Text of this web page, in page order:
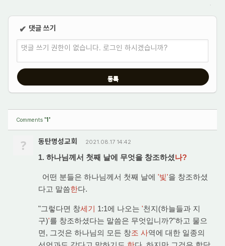
✔ 댓글 쓰기
댓글 쓰기 권한이 없습니다. 로그인 하시겠습니까?
Comments '1'
? 동탄명성교회 2021.08.17 14:42
1. 하나님께서 첫째 날에 무엇을 창조하셨나?
어떤 분들은 하나님께서 첫째 날에 '빛'을 창조하셨
다고 말씀한다.
"그렇다면 창세기 1:1에 나오는 '천지(하늘들과 지
구)'를 창조하셨다는 말씀은 무엇입니까?"하고 물으
면, 그것은 하나님의 모든 창조 사역에 대한 일종의